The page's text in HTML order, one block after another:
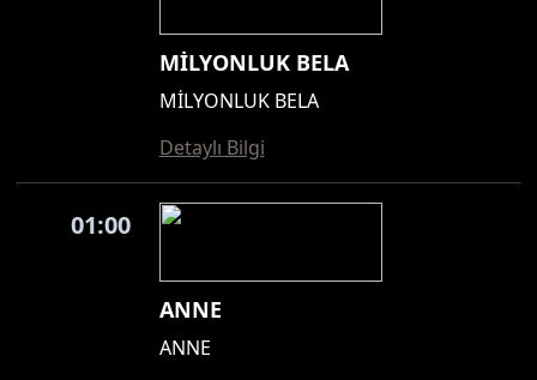
MİLYONLUK BELA
MİLYONLUK BELA
Detaylı Bilgi
01:00
ANNE
ANNE